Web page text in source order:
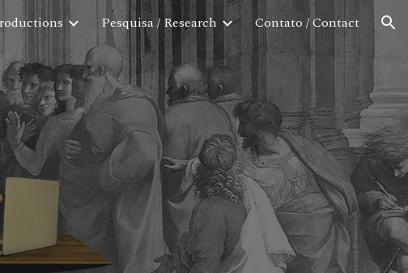
Pesquisa / Research Contato / Contact